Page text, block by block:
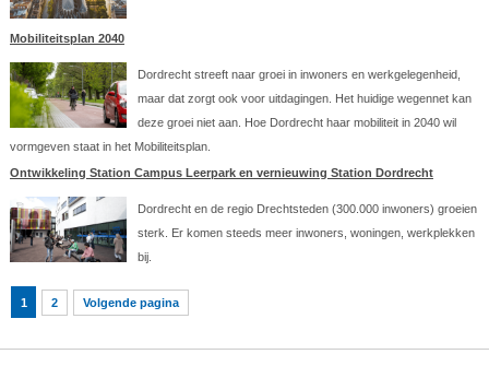
Mobiliteitsplan 2040
Dordrecht streeft naar groei in inwoners en werkgelegenheid,
maar dat zorgt ook voor uitdagingen. Het huidige wegennet kan
deze groei niet aan. Hoe Dordrecht haar mobiliteit in 2040 wil
vormgeven staat in het Mobiliteitsplan.
Ontwikkeling Station Campus Leerpark en vernieuwing Station Dordrecht
Dordrecht en de regio Drechtsteden (300.000 inwoners) groeien
sterk. Er komen steeds meer inwoners, woningen, werkplekken
bij.
1 2 Volgende pagina